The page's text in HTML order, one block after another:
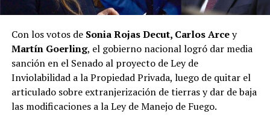
interpretar lo que la sociedad estaba demandando, y hay
Pastori sostuvo que “la Renovación caducó de un día
para el otro” y que Encuentro Misionero, el sello con el
que Rovira reemplazó al Partido de la Concordia Social,
“duró dos meses”; y que “en esa obligación de volver a
generar una política buena, que interprete a la gente y
Con los votos de Sonia Rojas Decut, Carlos Arcey
Martín Goerling, el gobierno nacional logró dar media
sanción en el Senado al proyecto de Ley de
Inviolabilidad a la Propiedad Privada, luego de quitar el
articulado sobre extranjerización de tierras y dar de baja
las modificaciones a la Ley de Manejo de Fuego.